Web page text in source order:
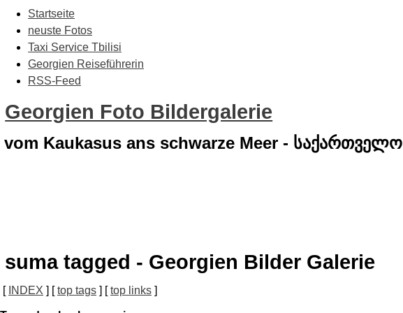
Startseite
neuste Fotos
Taxi Service Tbilisi
Georgien Reiseführerin
RSS-Feed
Georgien Foto Bildergalerie
vom Kaukasus ans schwarze Meer - საქართველო
suma tagged - Georgien Bilder Galerie
[ INDEX ] [top tags ] [top links ]